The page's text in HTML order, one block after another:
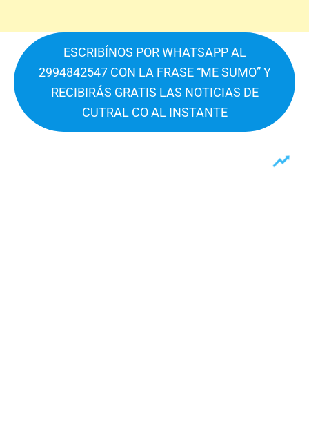
ESCRIBÍNOS POR WHATSAPP AL
2994842547 CON LA FRASE “ME SUMO” Y
RECIBIRÁS GRATIS LAS NOTICIAS DE
CUTRAL CO AL INSTANTE